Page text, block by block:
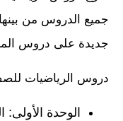
جميع الدروس من
جديدة على دروس
دروس الرياضيات
الوحدة